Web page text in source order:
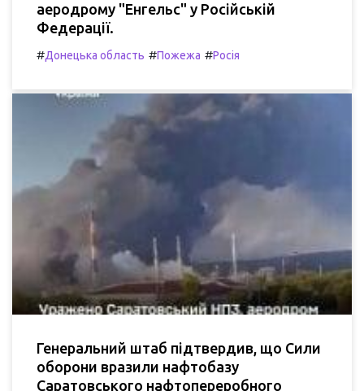
аеродрому "Енгельс" у Російській
Федерації.
#Донецька область #Пожежа #Росія
Генеральний штаб підтвердив, що Сили
оборони вразили нафтобазу
Саратовського нафтопереробного